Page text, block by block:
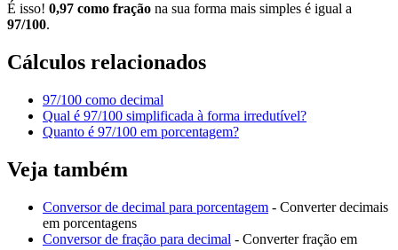
É isso! 0,97 como fração na sua forma mais simples é igual a
97/100.
Cálculos relacionados
97/100 como decimal
Qual é 97/100 simplificada à forma irredutível?
Quanto é 97/100 em porcentagem?
Veja também
Conversor de decimal para porcentagem - Converter decimais
em porcentagens
Conversor de fração para decimal - Converter fração em